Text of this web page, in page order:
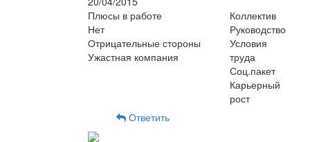
Плюсы в работе
Нет
Отрицательные стороны
Ужастная компания
Коллектив
Руководство
Условия
труда
Соц.пакет
Карьерный
рост
Ответить